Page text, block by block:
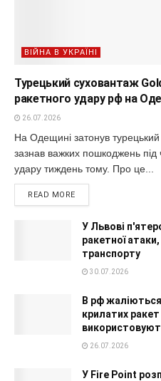
ВІЙНА В УКРАЇНІ
Турецький суховантаж
ракетного удару рф на
26.07.2026
На Одещині затонув
зазнав важких пошкоджень під
удару тиждень тому. Про це...
READ MORE
У Львові
ракетної
транспорту
30.07.2026
В рф
крилатих ракет
26.07.2026
У Fire Point